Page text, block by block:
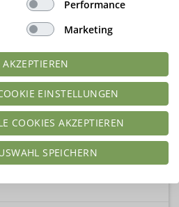
uns über Dein
Rezept bewerten!
Performance
Marketing
AKZEPTIEREN
EINSTELLUNGEN
COOKIES AKZEPTIEREN
SPEICHERN